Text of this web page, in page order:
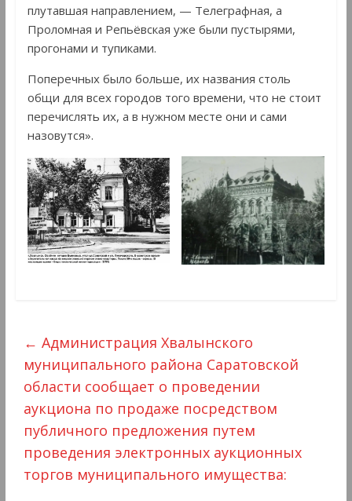
плутавшая направлением, — Телеграфная, а
Проломная и Репьёвская уже были пустырями,
прогонами и тупиками.
Поперечных было больше, их названия столь
общи для всех городов того времени, что не стоит
перечислять их, а в нужном месте они и сами
назовутся».
← Администрация Хвалынского
муниципального района Саратовской
области сообщает о проведении
аукциона по продаже посредством
публичного предложения путем
проведения электронных аукционных
торгов муниципального имущества: